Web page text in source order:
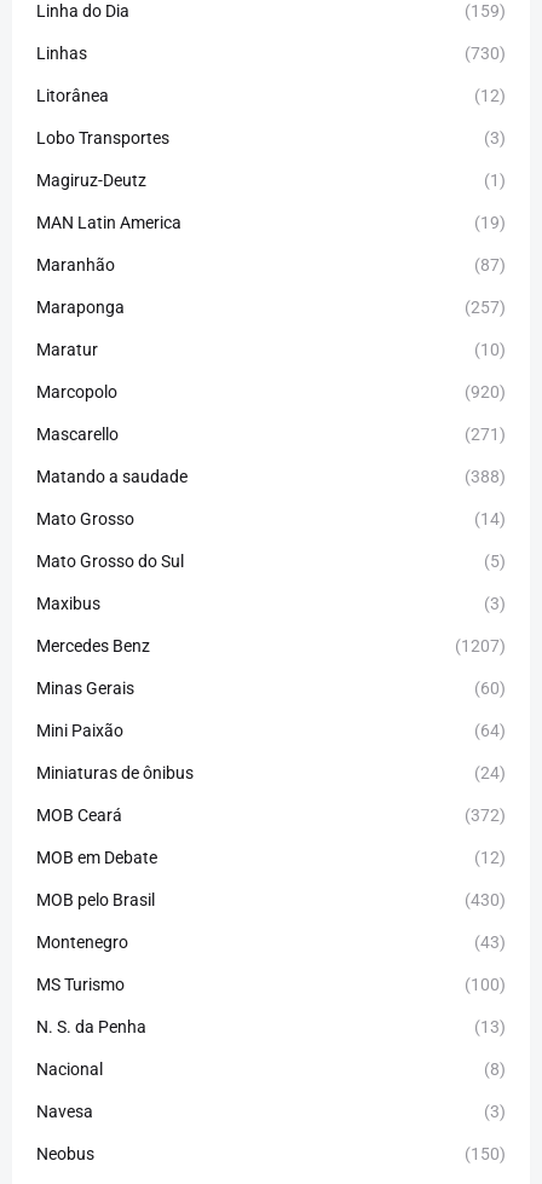
Linha do Dia (159)
Linhas (730)
Litorânea (12)
Lobo Transportes (3)
Magiruz-Deutz (1)
MAN Latin America (19)
Maranhão (87)
Maraponga (257)
Maratur (10)
Marcopolo (920)
Mascarello (271)
Matando a saudade (388)
Mato Grosso (14)
Mato Grosso do Sul (5)
Maxibus (3)
Mercedes Benz (1207)
Minas Gerais (60)
Mini Paixão (64)
Miniaturas de ônibus (24)
MOB Ceará (372)
MOB em Debate (12)
MOB pelo Brasil (430)
Montenegro (43)
MS Turismo (100)
N. S. da Penha (13)
Nacional (8)
Navesa (3)
Neobus (150)